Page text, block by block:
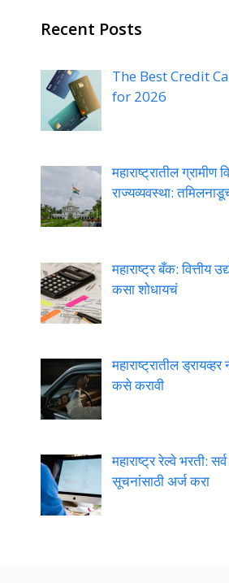
Recent Posts
The Best Credit
for 2026
महाराष्ट्रातील
राज्यव्यवस्था:
महाराष्ट्र बँक: वित्तीय
कसा शोधायचं
महाराष्ट्रातील ड्रायव्हर
कसे करावी
महाराष्ट्र रेल्वे भरती:
सूचनांसाठी अर्ज करा